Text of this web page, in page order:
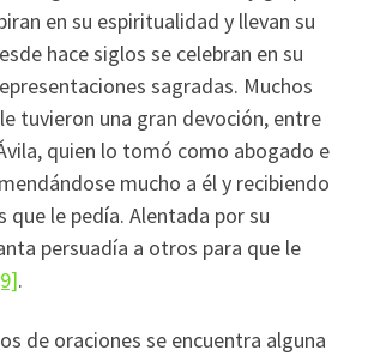
en su espiritualidad y llevan su
hace siglos se celebran en su
sagradas. Muchos
tuvieron una gran devoción, entre
quien lo tomó como abogado e
mucho a él y recibiendo
que le pedía. Alentada por su
persuadía a otros para que le
.
de oraciones se encuentra alguna